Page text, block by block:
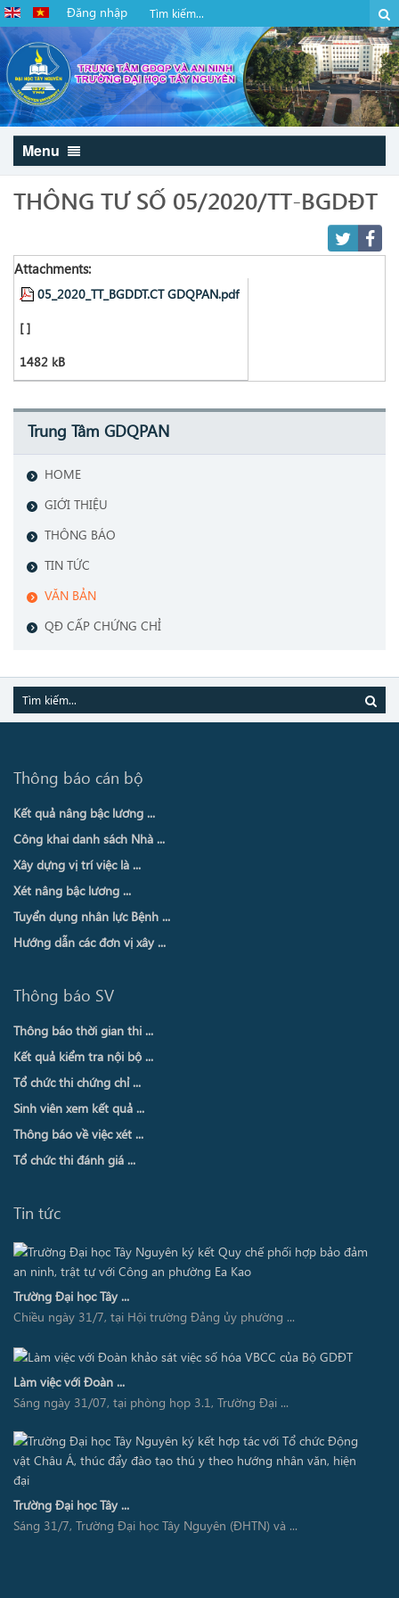
Đăng nhập
Menu
THÔNG TƯ SỐ 05/2020/TT-BGDĐT
Attachments:
05_2020_TT_BGDDT.CT GDQPAN.pdf
[ ]
1482 kB
Trung Tâm GDQPAN
HOME
GIỚI THIỆU
THÔNG BÁO
TIN TỨC
VĂN BẢN
QĐ CẤP CHỨNG CHỈ
Thông báo cán bộ
Kết quả nâng bậc lương ...
Công khai danh sách Nhà ...
Xây dựng vị trí việc là ...
Xét nâng bậc lương ...
Tuyển dụng nhân lực Bệnh ...
Hướng dẫn các đơn vị xây ...
Thông báo SV
Thông báo thời gian thi ...
Kết quả kiểm tra nội bộ ...
Tổ chức thi chứng chỉ ...
Sinh viên xem kết quả ...
Thông báo về việc xét ...
Tổ chức thi đánh giá ...
Tin tức
Trường Đại học Tây ...
Chiều ngày 31/7, tại Hội trường Đảng ủy phường ...
Làm việc với Đoàn ...
Sáng ngày 31/07, tại phòng họp 3.1, Trường Đại ...
Trường Đại học Tây ...
Sáng 31/7, Trường Đại học Tây Nguyên (ĐHTN) và ...